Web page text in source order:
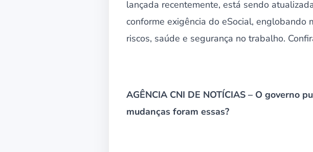
lançada recentemente, está sendo
conforme exigência do eSocial, englobando
riscos, saúde e segurança no trabalho.
AGÊNCIA CNI DE NOTÍCIAS – O governo
mudanças foram essas?